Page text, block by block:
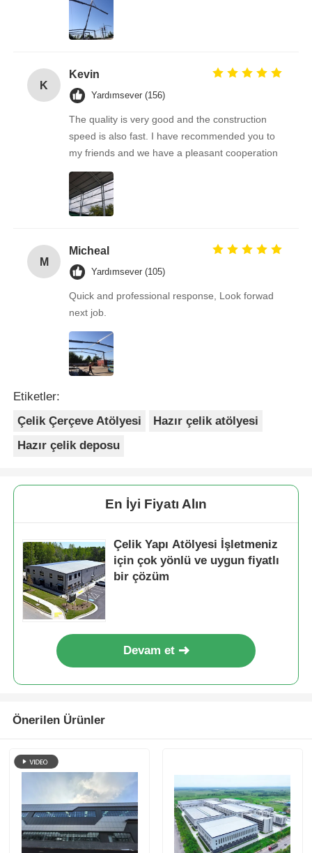
really thanks for your service and help.
K
Kevin
Yardımsever (156)
The quality is very good and the construction
speed is also fast. I have recommended you to
my friends and we have a pleasant cooperation
M
Micheal
Yardımsever (105)
Quick and professional response, Look forwad
next job.
Etiketler:
Çelik Çerçeve Atölyesi
Hazır çelik atölyesi
Hazır çelik deposu
En İyi Fiyatı Alın
Çelik Yapı Atölyesi İşletmeniz
için çok yönlü ve uygun fiyatlı
bir çözüm
Devam et
Önerilen Ürünler